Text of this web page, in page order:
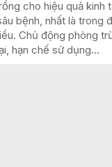
cho hiệu quả kinh
bệnh, nhất là trong
Chủ động phòng
hạn chế sử dụng...